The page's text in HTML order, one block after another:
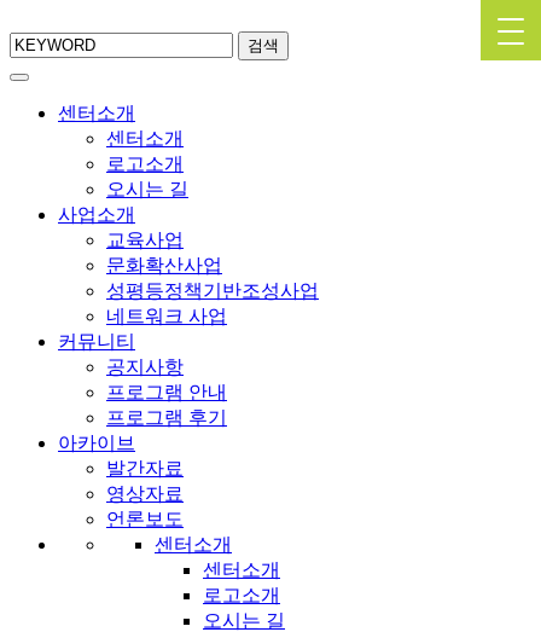
검색
센터소개
센터소개
로고소개
오시는 길
사업소개
교육사업
문화확산사업
성평등정책기반조성사업
네트워크 사업
커뮤니티
공지사항
프로그램 안내
프로그램 후기
아카이브
발간자료
영상자료
언론보도
센터소개
센터소개
로고소개
오시는 길